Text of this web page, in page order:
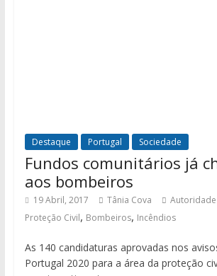
Destaque Portugal Sociedade
Fundos comunitários já
aos bombeiros
19 Abril, 2017 Tânia Cova
Proteção Civil, Bombeiros, Incêndios
As 140 candidaturas aprovadas nos
Portugal 2020 para a área da proteção